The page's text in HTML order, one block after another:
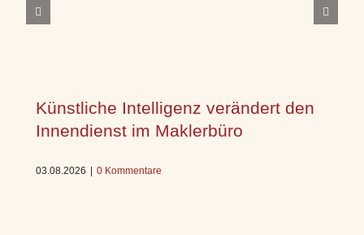
Künstliche Intelligenz verändert den
Innendienst im Maklerbüro
03.08.2026 0 Kommentare